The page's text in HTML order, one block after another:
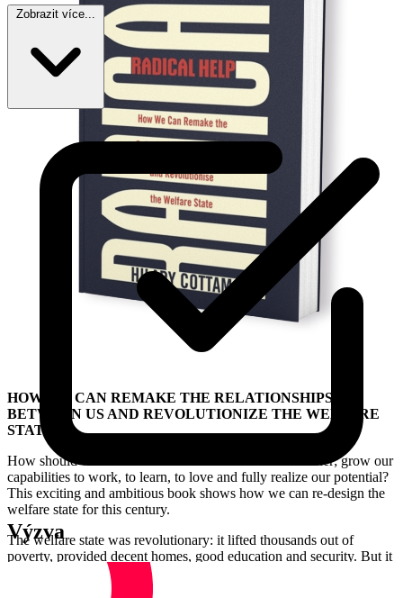
HOW WE CAN REMAKE THE RELATIONSHIPS
BETWEEN US AND REVOLUTIONIZE THE WELFARE
STATE
How should we live: how should we care for one another; grow our
capabilities to work, to learn, to love and fully realize our potential?
This exciting and ambitious book shows how we can re-design the
welfare state for this century.
The welfare state was revolutionary: it lifted thousands out of
poverty, provided decent homes, good education and security. But it
is out of kilter now: an elaborate and expensive system of managing
needs and risks. Today we face new challenges. Our resources have
Zobrazit více...
Výzva